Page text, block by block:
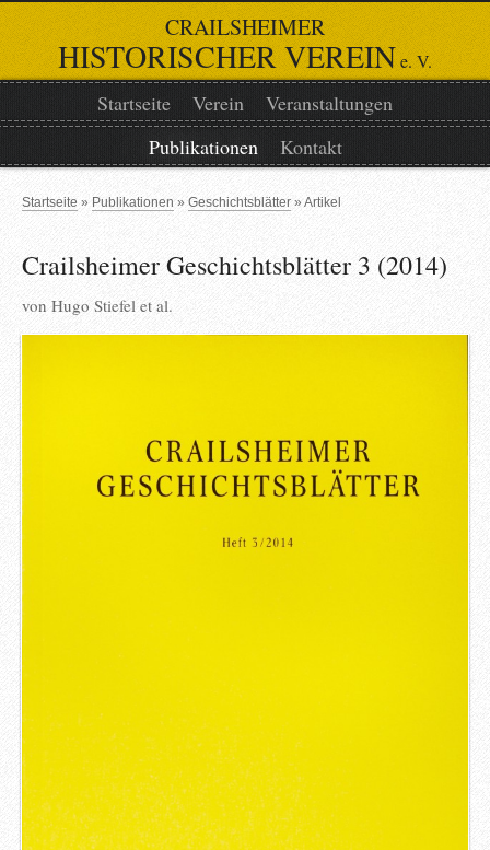
CRAILSHEIMER
HISTORISCHER VEREINe. V.
Startseite Verein
Veranstaltungen
Publikationen
Kontakt
Startseite Publikationen Geschichtsblätter Artikel
Crailsheimer Geschichtsblätter 3 (2014)
von Hugo Stiefel et al.